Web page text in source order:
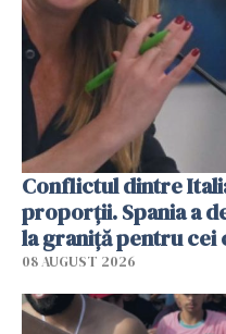
Conflictul dintre
proporții. Spania a
la graniță pentru cei
08 AUGUST 2026